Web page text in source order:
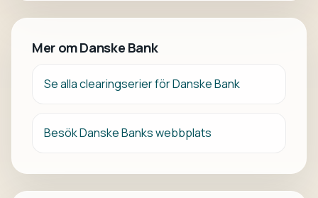
Mer om Danske Bank
Se alla clearingserier för Danske Bank
Besök Danske Banks webbplats